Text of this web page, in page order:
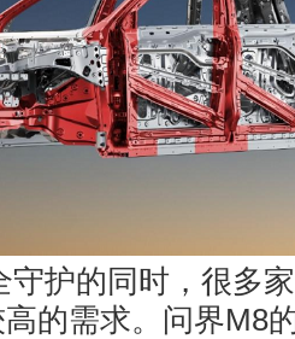
守护的同时，很多
的需求。问界M8